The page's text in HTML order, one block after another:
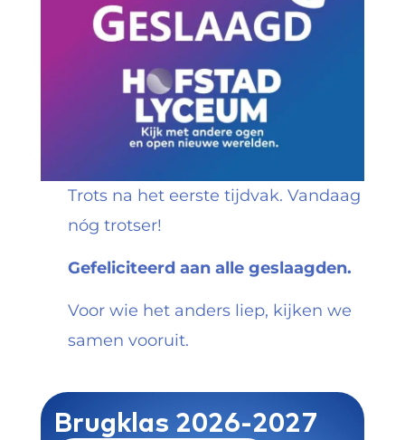
Trots na het eerste tijdvak. Vandaag
nóg trotser!
Gefeliciteerd aan alle geslaagden.
Voor wie het anders liep, kijken we
samen vooruit.
Brugklas 2026-2027